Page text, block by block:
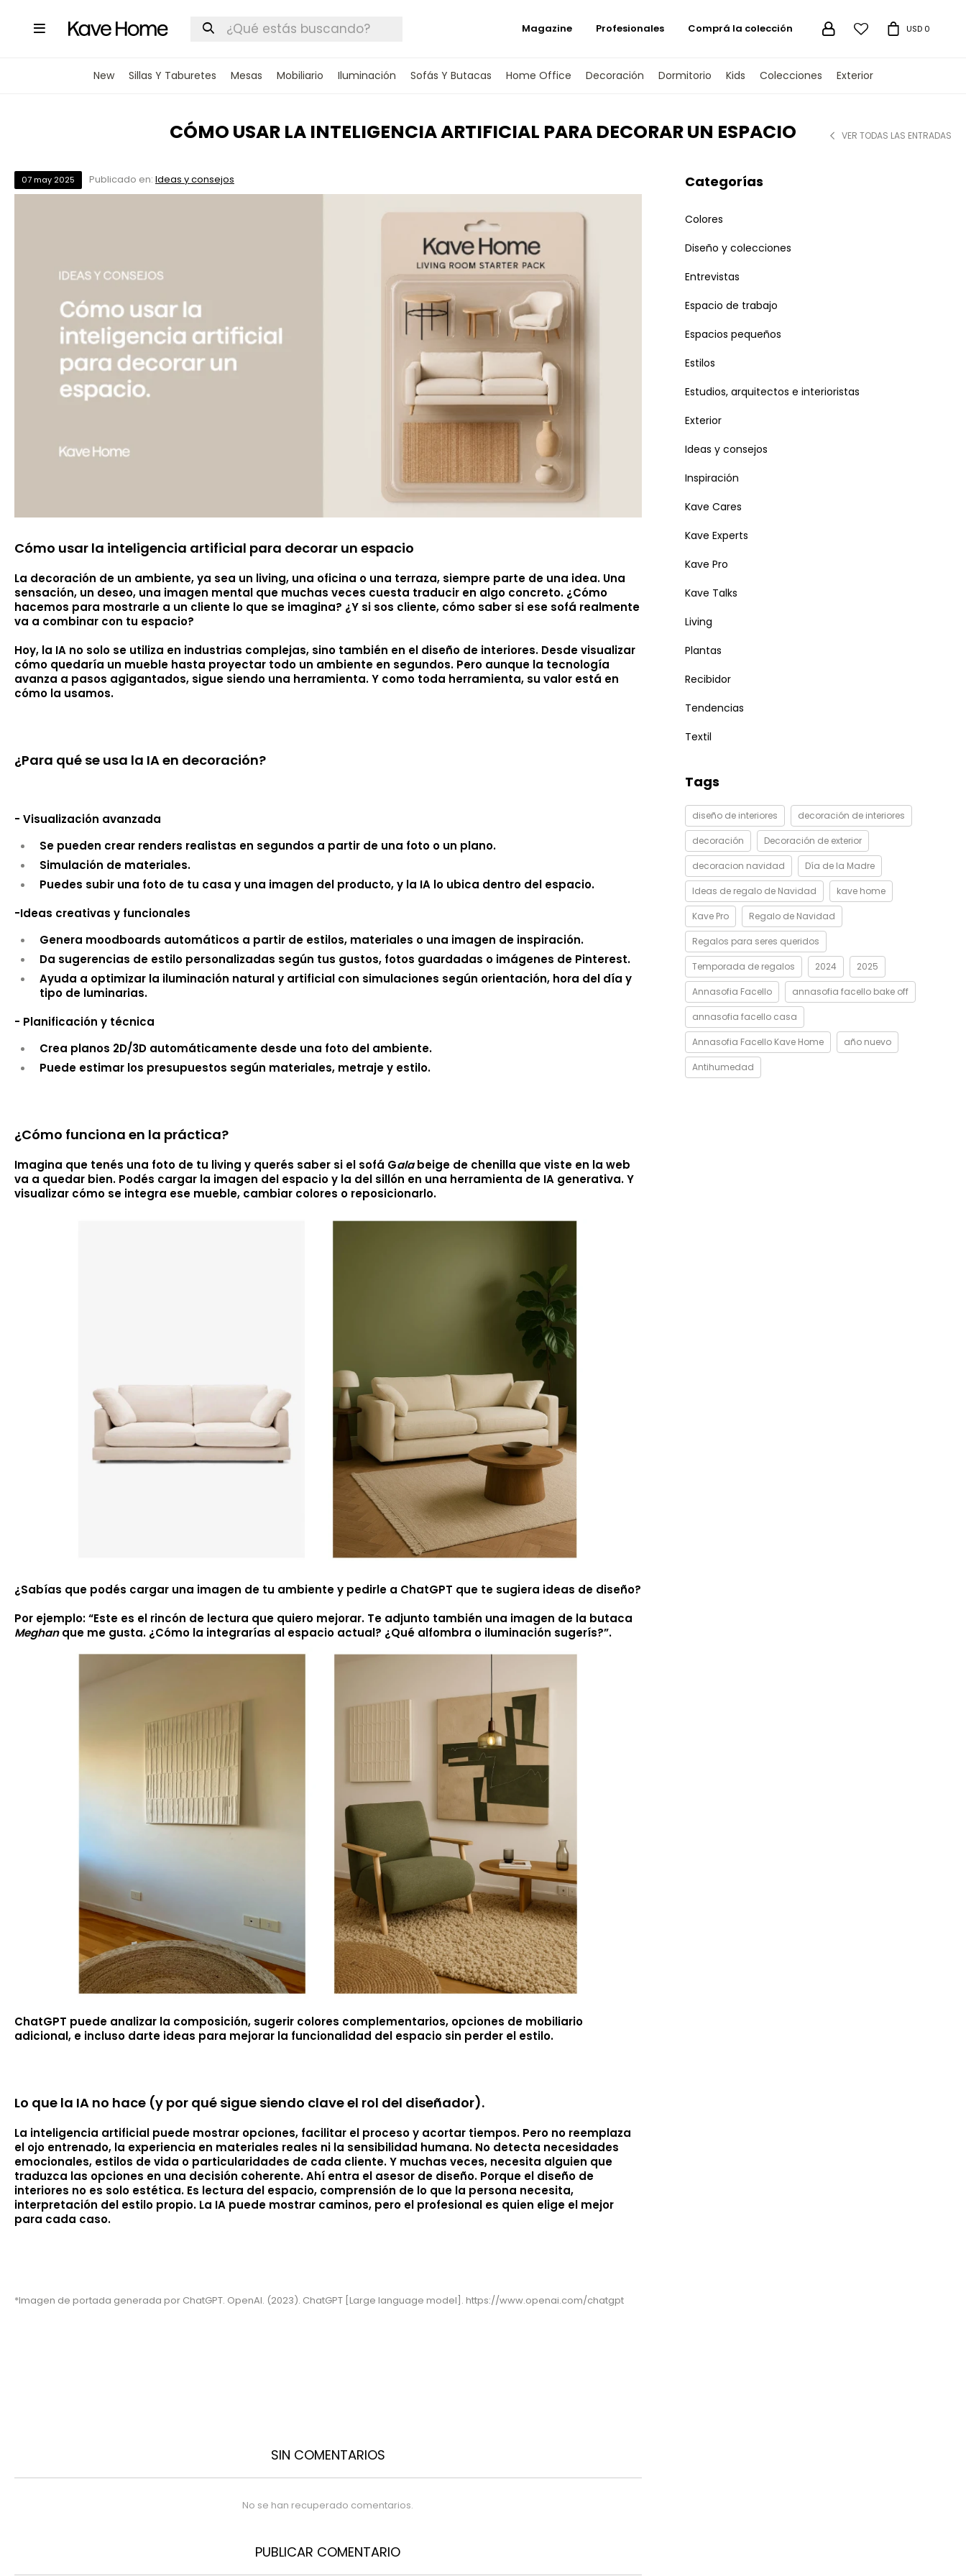

New Sillas Y Taburetes Mesas Mobiliario Iluminación Sofás Y Butacas Home Office Decoración Dormitorio Kids Colecciones Exterior
 USD 0
Magazine Profesionales Comprá la colección
CÓMO USAR LA INTELIGENCIA ARTIFICIAL PARA DECORAR UN ESPACIO VER TODAS LAS ENTRADAS
07may 2025 Publicado en: Ideas y consejos
Cómo usar la inteligencia artificial para decorar un espacio
La decoración de un ambiente, ya sea un living, una oficina o una terraza, siempre parte de una idea. Una
sensación, un deseo, una imagen mental que muchas veces cuesta traducir en algo concreto. ¿Cómo
hacemos para mostrarle a un cliente lo que se imagina? ¿Y si sos cliente, cómo saber si ese sofá realmente
va a combinar con tu espacio?
Hoy, la IA no solo se utiliza en industrias complejas, sino también en el diseño de interiores. Desde visualizar
cómo quedaría un mueble hasta proyectar todo un ambiente en segundos. Pero aunque la tecnología
avanza a pasos agigantados, sigue siendo una herramienta. Y como toda herramienta, su valor está en
cómo la usamos.
¿Para qué se usa la IA en decoración?
- Visualización avanzada
Se pueden crear renders realistas en segundos a partir de una foto o un plano.
Simulación de materiales.
Puedes subir una foto de tu casa y una imagen del producto, y la IA lo ubica dentro del espacio.
-Ideas creativas y funcionales
Genera moodboards automáticos a partir de estilos, materiales o una imagen de inspiración.
Da sugerencias de estilo personalizadas según tus gustos, fotos guardadas o imágenes de Pinterest.
Ayuda a optimizar la iluminación natural y artificial con simulaciones según orientación, hora del día y
tipo de luminarias.
- Planificación y técnica
Crea planos 2D/3D automáticamente desde una foto del ambiente.
Puede estimar los presupuestos según materiales, metraje y estilo.
¿Cómo funciona en la práctica?
Imagina que tenés una foto de tu living y querés saber si el sofá Galabeige de chenilla que viste en la web
va a quedar bien. Podés cargar la imagen del espacio y la del sillón en una herramienta de IA generativa. Y
visualizar cómo se integra ese mueble, cambiar colores o reposicionarlo.
¿Sabías que podés cargar una imagen de tu ambiente y pedirle a ChatGPT que te sugiera ideas de diseño?
Por ejemplo: “Este es el rincón de lectura que quiero mejorar. Te adjunto también una imagen de la butaca
Meghanque me gusta. ¿Cómo la integrarías al espacio actual? ¿Qué alfombra o iluminación sugerís?”.
ChatGPT puede analizar la composición, sugerir colores complementarios, opciones de mobiliario
adicional, e incluso darte ideas para mejorar la funcionalidad del espacio sin perder el estilo.
Lo que la IA no hace (y por qué sigue siendo clave el rol del diseñador).
La inteligencia artificial puede mostrar opciones, facilitar el proceso y acortar tiempos. Pero no reemplaza
el ojo entrenado, la experiencia en materiales reales ni la sensibilidad humana. No detecta necesidades
emocionales, estilos de vida o particularidades de cada cliente. Y muchas veces, necesita alguien que
traduzca las opciones en una decisión coherente. Ahí entra el asesor de diseño. Porque el diseño de
interiores no es solo estética. Es lectura del espacio, comprensión de lo que la persona necesita,
interpretación del estilo propio. La IA puede mostrar caminos, pero el profesional es quien elige el mejor
para cada caso.
*Imagen de portada generada por ChatGPT. OpenAI. (2023). ChatGPT [Large language model]. https://www.openai.com/chatgpt
SIN COMENTARIOS
No se han recuperado comentarios.
PUBLICAR COMENTARIO
Categorías
Colores
Diseño y colecciones
Entrevistas
Espacio de trabajo
Espacios pequeños
Estilos
Estudios, arquitectos e interioristas
Exterior
Ideas y consejos
Inspiración
Kave Cares
Kave Experts
Kave Pro
Kave Talks
Living
Plantas
Recibidor
Tendencias
Textil
Tags
diseño de interiores decoración de interiores
decoración Decoración de exterior
decoracion navidad Día de la Madre
Ideas de regalo de Navidad kave home
Kave Pro Regalo de Navidad
Regalos para seres queridos
Temporada de regalos 2024 2025
Annasofia Facello annasofia facello bake off
annasofia facello casa
Annasofia Facello Kave Home año nuevo
Antihumedad